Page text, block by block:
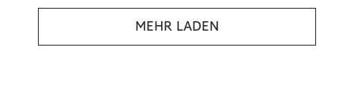
MEHR LADEN